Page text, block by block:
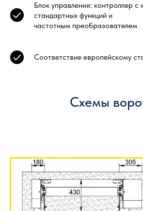
Блок управления: контроллер
стандартных функций и
частотным преобразователем
Соответствие европейскому
Схемы